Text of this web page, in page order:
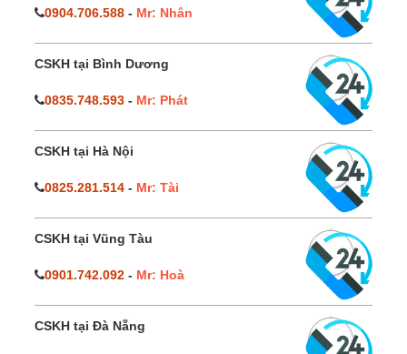
0904.706.588 - Mr: Nhân
CSKH tại Bình Dương
0835.748.593 - Mr: Phát
CSKH tại Hà Nội
0825.281.514 - Mr: Tài
CSKH tại Vũng Tàu
0901.742.092 - Mr: Hoà
CSKH tại Đà Nẵng